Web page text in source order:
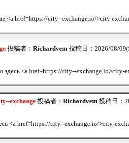
<a href=https://city--exchange.io/>city
投稿者： Richardvem 投稿日：2026/08/
здесь <a href=https://city--exchange.io>city-
exchange 投稿者： Richardvem 投稿日：
<a href=https://city--exchange.io/>city-